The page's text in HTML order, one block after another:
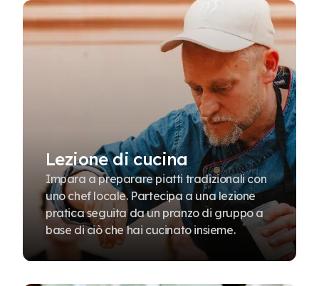
Lezione di cucina
Impara a preparare piatti tradizionali con
uno chef locale. Partecipa a una lezione
pratica seguita da un pranzo di gruppo a
base di ciò che hai cucinato insieme.